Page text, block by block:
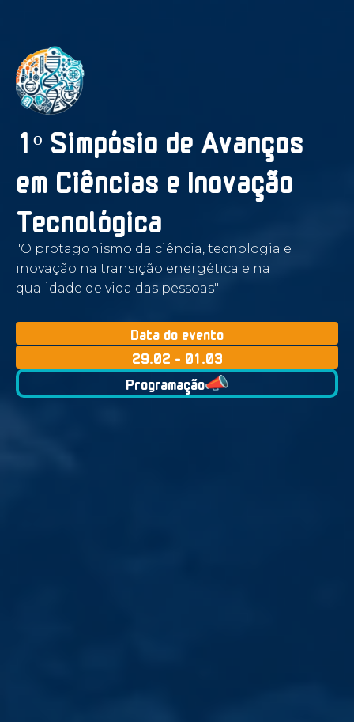
1ᵒ Simpósio de Avanços
em Ciências e Inovação
Tecnológica
"O protagonismo da ciência, tecnologia e
inovação na transição energética e na
qualidade de vida das pessoas"
Data do evento
29.02 - 01.03
Programação